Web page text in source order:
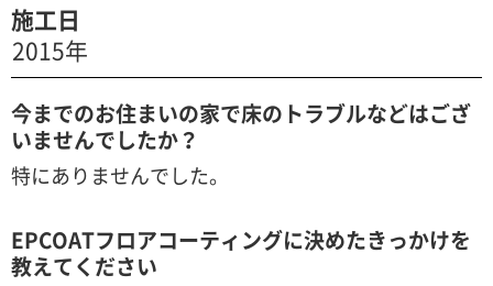
施工日
2015年
今までのお住まいの家で床のトラブルなどはござ
いませんでしたか？
特にありませんでした。
EPCOATフロアコーティングに決めたきっかけを
教えてください